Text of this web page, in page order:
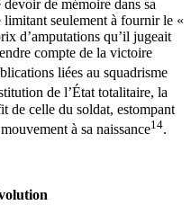
de mémoire dans sa
limitant seulement à fournir le «
d’amputations qu’il jugeait
compte de la victoire
liées au squadrisme
de l’État totalitaire, la
de celle du soldat, estompant
à sa naissance14.